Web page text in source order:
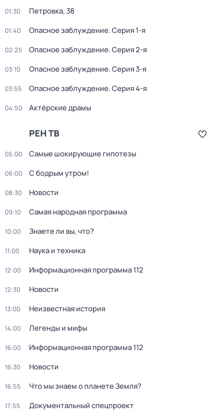
01:30 Петровка, 38
01:40 Опасное заблуждение. Серия 1-я
02:25 Опасное заблуждение. Серия 2-я
03:10 Опасное заблуждение. Серия 3-я
03:55 Опасное заблуждение. Серия 4-я
04:50 Актёрские драмы
РЕН ТВ
05:00 Самые шoкиpующие гипотезы
06:00 С бодрым утром!
08:30 Новости
09:10 Самая народная программа
10:00 Знаете ли вы, что?
11:00 Hаука и теxника
12:00 Информационная программа 112
12:30 Новости
13:00 Неизвестная история
14:00 Легенды и мифы
16:00 Информационная программа 112
16:30 Новости
16:55 Что мы знаем о планете Земля?
17:55 Документальный спецпроект